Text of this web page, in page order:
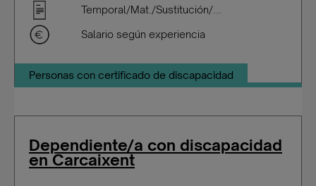
Temporal/Mat./Sustitución/...
Salario según experiencia
Personas con certificado de discapacidad
Dependiente/a con discapacidad
en Carcaixent